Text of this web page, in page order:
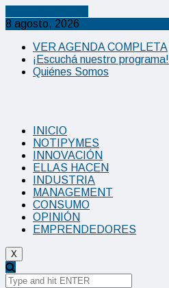
8 agosto, 2026
VER AGENDA COMPLETA
¡Escuchá nuestro programa!
Quiénes Somos
INICIO
NOTIPYMES
INNOVACIÓN
ELLAS HACEN
INDUSTRIA
MANAGEMENT
CONSUMO
OPINIÓN
EMPRENDEDORES
X